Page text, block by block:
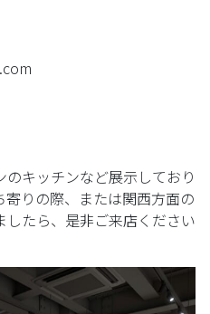
キッチンなど展示しており
りの際、または関西方面の
たら、是非ご来店ください